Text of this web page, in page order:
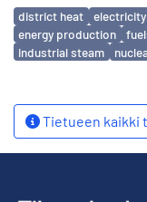
Avainsanat
district heat electricity
energy production
industrial steam
Tietueen kaikki